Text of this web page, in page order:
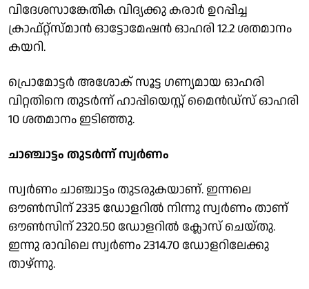
വിദേശസാങ്കേതിക വിദ്യക്കു കരാർ ഉറപ്പിച്ച
ക്രാഫ്റ്റ്സ്മാൻ ഓട്ടോമേഷൻ ഓഹരി 12.2 ശതമാനം
കയറി.
പ്രൊമോട്ടർ അശോക് സൂട്ട ഗണ്യമായ ഓഹരി
വിറ്റതിനെ തുടർന്ന് ഹാപ്പിയെസ്റ്റ് മെെൻഡ്സ് ഓഹരി
10 ശതമാനം ഇടിഞ്ഞു.
ചാഞ്ചാട്ടം തുടർന്ന് സ്വർണം
സ്വർണം ചാഞ്ചാട്ടം തുടരുകയാണ്. ഇന്നലെ
ഔൺസിന് 2335 ഡോളറിൽ നിന്നു സ്വർണം താണ്
ഔൺസിന് 2320.50 ഡാേളറിൽ ക്ലോസ് ചെയ്തു.
ഇന്നു രാവിലെ സ്വർണം 2314.70 ഡോളറിലേക്കു
താഴ്ന്നു.